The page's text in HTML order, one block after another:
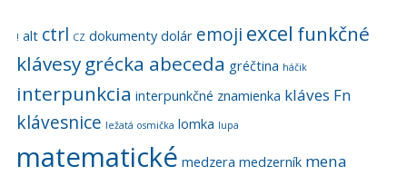
! alt ctrl CZ dokumenty dolár emoji excel funkčné
klávesy grécka abeceda gréčtina háčik
interpunkcia interpunkčné znamienka kláves Fn
klávesnice ležatá osmička lomka lupa
matematické medzera medzerník mena